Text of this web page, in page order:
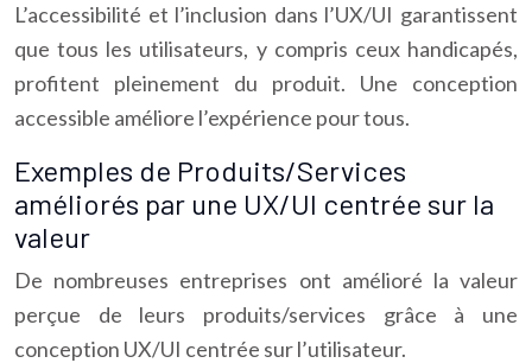
L’accessibilité et l’inclusion dans l’UX/UI garantissent
que tous les utilisateurs, y compris ceux handicapés,
profitent pleinement du produit. Une conception
accessible améliore l’expérience pour tous.
Exemples de Produits/Services
améliorés par une UX/UI centrée sur la
valeur
De nombreuses entreprises ont amélioré la valeur
perçue de leurs produits/services grâce à une
conception UX/UI centrée sur l’utilisateur.